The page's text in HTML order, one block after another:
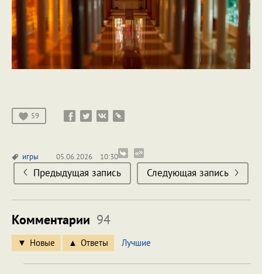
59
игры 05.06.2026 10:30
Предыдущая запись Следующая запись
Комментарии 94
Новые Ответы Лучшие